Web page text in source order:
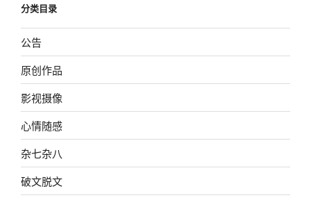
分类目录
公告
原创作品
影视摄像
心情随感
杂七杂八
破文脱文